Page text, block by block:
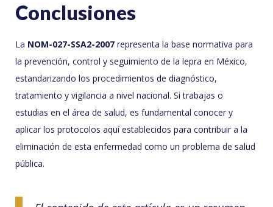
Conclusiones
La NOM-027-SSA2-2007 representa la base normativa para
la prevención, control y seguimiento de la lepra en México,
estandarizando los procedimientos de diagnóstico,
tratamiento y vigilancia a nivel nacional. Si trabajas o
estudias en el área de salud, es fundamental conocer y
aplicar los protocolos aquí establecidos para contribuir a la
eliminación de esta enfermedad como un problema de salud
pública.